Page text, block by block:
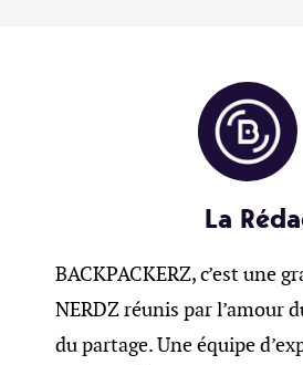
La
BACKPACKERZ, c’est une
NERDZ réunis par l’amour
du partage. Une équipe